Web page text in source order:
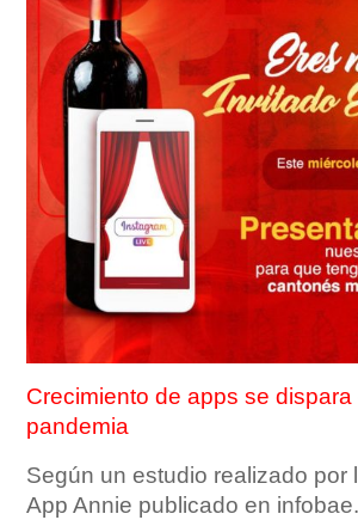
Crecimiento de apps se dispara
pandemia
Según un estudio realizado por
App Annie publicado en